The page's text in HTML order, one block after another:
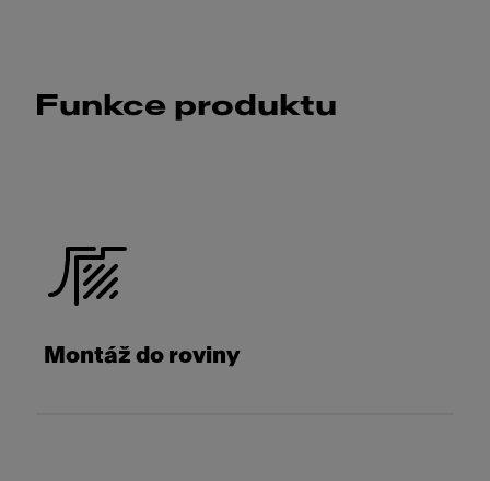
Funkce produktu
Montáž do roviny